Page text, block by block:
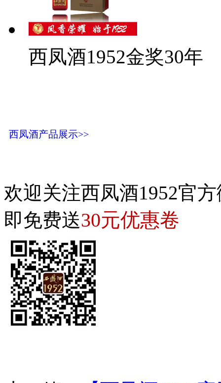
西凤酒1952金奖30年
西凤酒产品展示>>
欢迎关注西凤酒1952官
即免费送30元优惠卷